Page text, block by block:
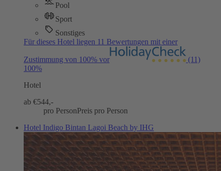
Pool
Sport
Sonstiges
Für dieses Hotel liegen 11 Bewertungen mit einer
Zustimmung von 100% vor
(11)
100%
Hotel
ab €544,-
pro PersonPreis pro Person
Hotel Indigo Bintan Lagoi Beach by IHG